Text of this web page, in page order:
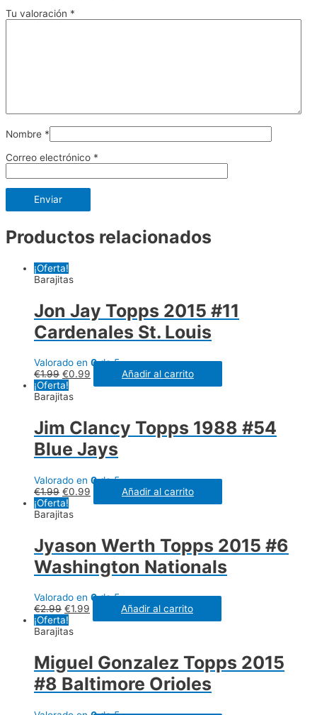
Tu valoración *
Nombre *
Correo electrónico *
Productos relacionados
¡Oferta!
Barajitas
Jon Jay Topps 2015 #11
Cardenales St. Louis
Valorado en 0de 5
€1.99 €0.99
Añadir al carrito
¡Oferta!
Barajitas
Jim Clancy Topps 1988 #54
Blue Jays
Valorado en 0de 5
€1.99 €0.99
Añadir al carrito
¡Oferta!
Barajitas
Jyason Werth Topps 2015 #6
Washington Nationals
Valorado en 0de 5
€2.99 €1.99
Añadir al carrito
¡Oferta!
Barajitas
Miguel Gonzalez Topps 2015
#8 Baltimore Orioles